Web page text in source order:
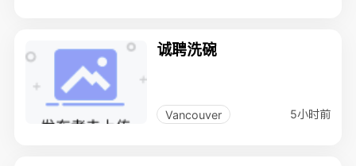
诚聘洗碗
Vancouver 5小时前